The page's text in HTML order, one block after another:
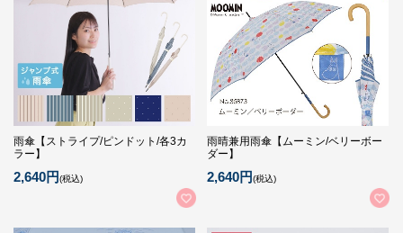
雨傘【ストライプ/ピンドット/各3カ
ラー】
2,640円(税込)
雨晴兼用雨傘【ムーミン/ベリーボー
ダー】
2,640円(税込)